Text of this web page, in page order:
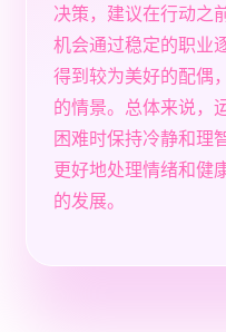
决策，建议在行动之
机会通过稳定的职业
得到较为美好的配偶
的情景。总体来说，
困难时保持冷静和理
更好地处理情绪和健
的发展。